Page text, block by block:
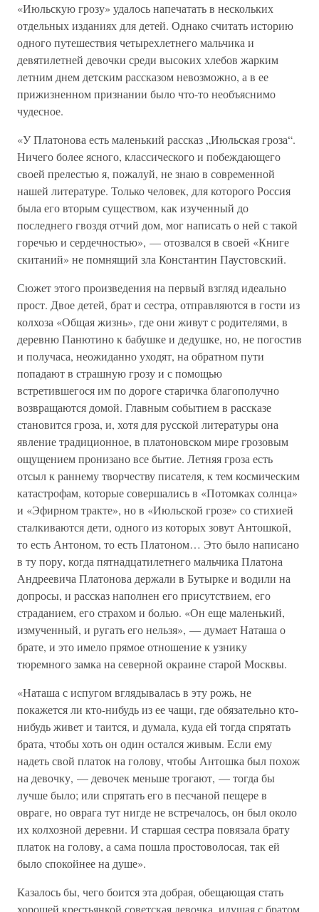
«Июльскую грозу» удалось напечатать в нескольких
отдельных изданиях для детей. Однако считать историю
одного путешествия четырехлетнего мальчика и
девятилетней девочки среди высоких хлебов жарким
летним днем детским рассказом невозможно, а в ее
прижизненном признании было что-то необъяснимо
чудесное.
«У Платонова есть маленький рассказ „Июльская гроза“.
Ничего более ясного, классического и побеждающего
своей прелестью я, пожалуй, не знаю в современной
нашей литературе. Только человек, для которого Россия
была его вторым существом, как изученный до
последнего гвоздя отчий дом, мог написать о ней с такой
горечью и сердечностью», — отозвался в своей «Книге
скитаний» не помнящий зла Константин Паустовский.
Сюжет этого произведения на первый взгляд идеально
прост. Двое детей, брат и сестра, отправляются в гости из
колхоза «Общая жизнь», где они живут с родителями, в
деревню Панютино к бабушке и дедушке, но, не погостив
и получаса, неожиданно уходят, на обратном пути
попадают в страшную грозу и с помощью
встретившегося им по дороге старичка благополучно
возвращаются домой. Главным событием в рассказе
становится гроза, и, хотя для русской литературы она
явление традиционное, в платоновском мире грозовым
ощущением пронизано все бытие. Летняя гроза есть
отсыл к раннему творчеству писателя, к тем космическим
катастрофам, которые совершались в «Потомках солнца»
и «Эфирном тракте», но в «Июльской грозе» со стихией
сталкиваются дети, одного из которых зовут Антошкой,
то есть Антоном, то есть Платоном… Это было написано
в ту пору, когда пятнадцатилетнего мальчика Платона
Андреевича Платонова держали в Бутырке и водили на
допросы, и рассказ наполнен его присутствием, его
страданием, его страхом и болью. «Он еще маленький,
измученный, и ругать его нельзя», — думает Наташа о
брате, и это имело прямое отношение к узнику
тюремного замка на северной окраине старой Москвы.
«Наташа с испугом вглядывалась в эту рожь, не
покажется ли кто-нибудь из ее чащи, где обязательно кто-
нибудь живет и таится, и думала, куда ей тогда спрятать
брата, чтобы хоть он один остался живым. Если ему
надеть свой платок на голову, чтобы Антошка был похож
на девочку, — девочек меньше трогают, — тогда бы
лучше было; или спрятать его в песчаной пещере в
овраге, но оврага тут нигде не встречалось, он был около
их колхозной деревни. И старшая сестра повязала брату
платок на голову, а сама пошла простоволосая, так ей
было спокойнее на душе».
Казалось бы, чего боится эта добрая, обещающая стать
хорошей крестьянкой советская девочка, идущая с братом